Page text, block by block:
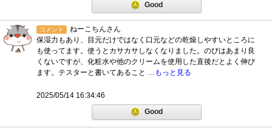
Good
コメント
ねーこちんさん
保湿力もあり、目元だけではなく口元などの乾燥しやすいところに
も使ってます。使うとカサカサしなくなりました。のびはあまり良
くないですが、化粧水や他のクリームを使用した直後だとよく伸び
ます。テスターと書いてあること …もっと見る
2025/05/14 16:34:46
Good